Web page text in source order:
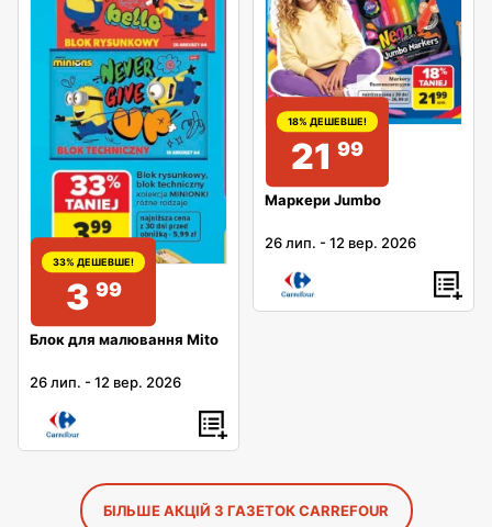
33% ДЕШЕВШЕ!
3 99
Блок для малювання Mito
26 лип. -12 вер. 2026
18% ДЕШЕВШЕ!
21 99
Маркери Jumbo
26 лип. -12 вер. 2026
БІЛЬШЕ АКЦІЙ З ГАЗЕТОК CARREFOUR